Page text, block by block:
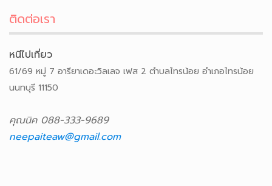
ติดต่อเรา
หนีไปเที่ยว
61/69 หมู่ 7 อารียาเดอะวิลเลจ เฟส 2 ตำบลไทรน้อย อำเภอไทรน้อย
นนทบุรี 11150
คุณนิค 088-333-9689
neepaiteaw@gmail.com